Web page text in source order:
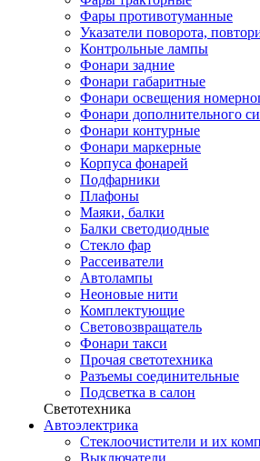
Фары противотуманные
Указатели поворота,
Контрольные лампы
Фонари задние
Фонари габаритные
Фонари освещения
Фонари дополнительного
Фонари контурные
Фонари маркерные
Корпуса фонарей
Подфарники
Плафоны
Маяки, балки
Балки светодиодные
Стекло фар
Рассеиватели
Автолампы
Неоновые нити
Комплектующие
Световозвращатель
Фонари такси
Прочая светотехника
Разъемы соединительные
Подсветка в салон
Светотехника
Автоэлектрика
Стеклоочистители и их
Выключатели